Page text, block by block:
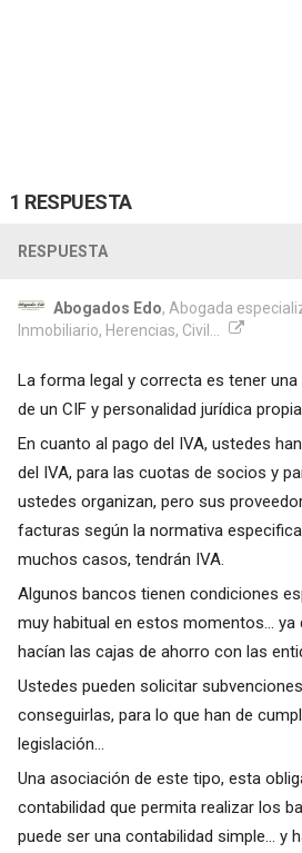
1 RESPUESTA
RESPUESTA
Abogados Edo, Abogada
Inmobiliario, Herencias, Civil...
La forma legal y correcta es tener
de un CIF y personalidad jurídica
En cuanto al pago del IVA, ustedes
del IVA, para las cuotas de socios y
ustedes organizan, pero sus
facturas según la normativa
muchos casos, tendrán IVA.
Algunos bancos tienen condiciones
muy habitual en estos momentos... ya
hacían las cajas de ahorro con las
Ustedes pueden solicitar
conseguirlas, para lo que han de
legislación...
Una asociación de este tipo, esta
contabilidad que permita realizar los
puede ser una contabilidad simple... y